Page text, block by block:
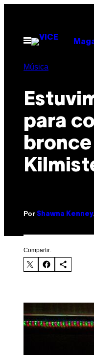
contenido
Abrir
Menú
Música
para
Por Shawna Kenney
Compartir: